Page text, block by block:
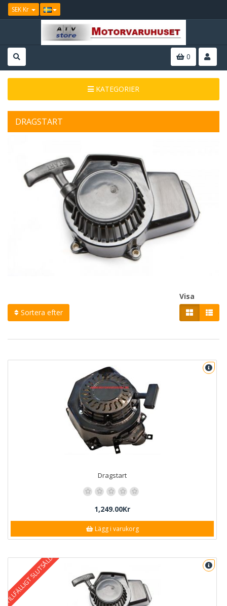
SEK Kr
0
KATEGORIER
DRAGSTART
Sortera efter
Visa
Dragstart
1,249.00Kr
Lägg i varukorg
TILLFÄLLIGT SLUTSÅLD